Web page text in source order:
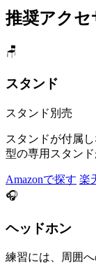
推奨アクセ
🪑
スタンド
スタンド別売
スタンドが付属
型の専用スタンド
Amazonで探す 楽
🎧
ヘッドホン
練習には、周囲